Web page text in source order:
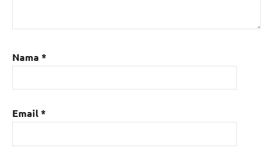
Nama *
Email*